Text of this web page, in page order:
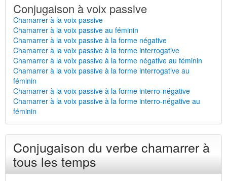
Conjugaison à voix passive
Chamarrer à la voix passive
Chamarrer à la voix passive au féminin
Chamarrer à la voix passive à la forme négative
Chamarrer à la voix passive à la forme interrogative
Chamarrer à la voix passive à la forme négative au féminin
Chamarrer à la voix passive à la forme interrogative au
féminin
Chamarrer à la voix passive à la forme interro-négative
Chamarrer à la voix passive à la forme interro-négative au
féminin
Conjugaison du verbe chamarrer à
tous les temps